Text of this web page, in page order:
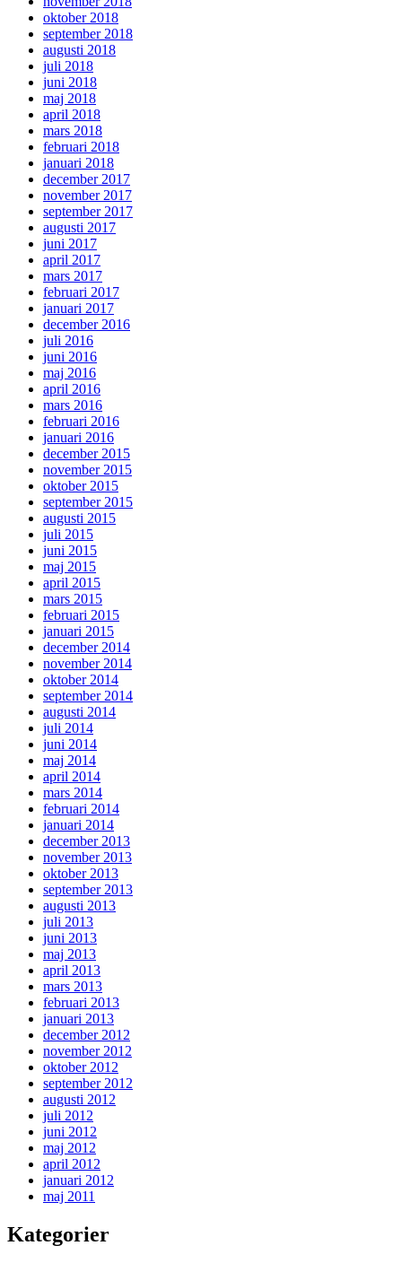
oktober 2018
september 2018
augusti 2018
juli 2018
juni 2018
maj 2018
april 2018
mars 2018
februari 2018
januari 2018
december 2017
november 2017
september 2017
augusti 2017
juni 2017
april 2017
mars 2017
februari 2017
januari 2017
december 2016
juli 2016
juni 2016
maj 2016
april 2016
mars 2016
februari 2016
januari 2016
december 2015
november 2015
oktober 2015
september 2015
augusti 2015
juli 2015
juni 2015
maj 2015
april 2015
mars 2015
februari 2015
januari 2015
december 2014
november 2014
oktober 2014
september 2014
augusti 2014
juli 2014
juni 2014
maj 2014
april 2014
mars 2014
februari 2014
januari 2014
december 2013
november 2013
oktober 2013
september 2013
augusti 2013
juli 2013
juni 2013
maj 2013
april 2013
mars 2013
februari 2013
januari 2013
december 2012
november 2012
oktober 2012
september 2012
augusti 2012
juli 2012
juni 2012
maj 2012
april 2012
januari 2012
maj 2011
Kategorier